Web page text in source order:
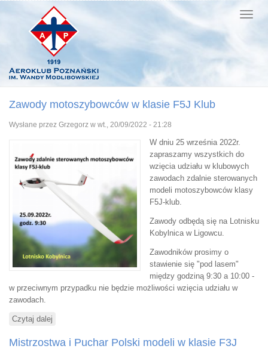
Zawody motoszybowców w klasie F5J Klub
Wysłane przez Grzegorz w wt., 20/09/2022 - 21:28
W dniu 25 września 2022r.
zapraszamy wszystkich do
wzięcia udziału w klubowych
zawodach zdalnie sterowanych
modeli motoszybowców klasy
F5J-klub.
Zawody odbędą się na Lotnisku
Kobylnica w Ligowcu.
Zawodników prosimy o
stawienie się "pod lasem"
między godziną 9:30 a 10:00 -
w przeciwnym przypadku nie będzie możliwości wzięcia udziału w
zawodach.
Czytaj dalej
Mistrzostwa i Puchar Polski modeli w klasie F3J